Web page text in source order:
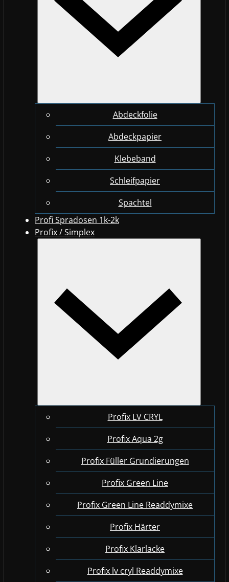
Abdeckfolie
Abdeckpapier
Klebeband
Schleifpapier
Spachtel
Profi Spradosen 1k-2k
Profix / Simplex
Profix LV CRYL
Profix Aqua 2g
Profix Füller Grundierungen
Profix Green Line
Profix Green Line Readdymixe
Profix Härter
Profix Klarlacke
Profix lv cryl Readdymixe